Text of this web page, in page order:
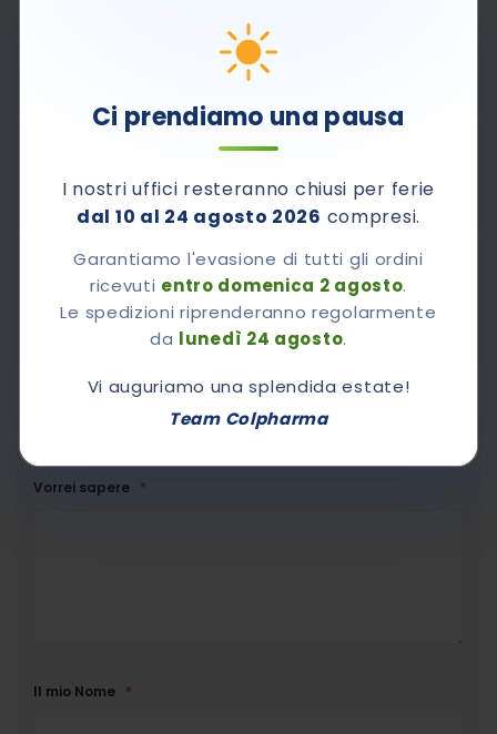
Ci prendiamo una pausa
I nostri uffici resteranno chiusi per ferie
dal 10 al 24 agosto 2026 compresi.
Garantiamo l'evasione di tutti gli ordini
ricevuti entro domenica 2 agosto.
Le spedizioni riprenderanno regolarmente
da lunedì 24 agosto.
Vi auguriamo una splendida estate!
Team Colpharma
PAUSA ESTIVA: LE SPEDIZIONI RIPRENDERANNO A
PARTIRE DA LUNEDÌ 24 AGOSTO
contrassegno.
800-510661
Dal lunedì al venerdì dalle 8,30 alle 12,30 e dalle 14.00
alle 17.00
Chiedi A Colpharma
Vorrei sapere
Il mio Nome